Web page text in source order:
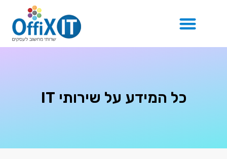
כל המידע על שירותי IT